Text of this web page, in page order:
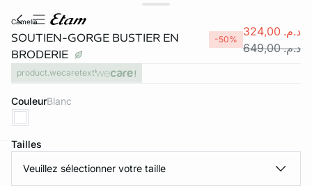
camelia
SOUTIEN-GORGE BUSTIER EN
BRODERIE
-50%
د.م. 324,00
د.م. 649,00
product.wecaretext
Couleur blanc
Tailles
Veuillez sélectionner votre taille